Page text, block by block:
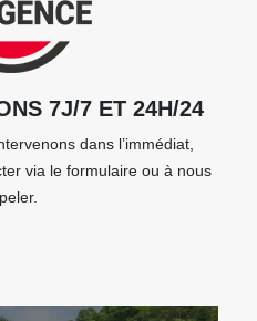
7J/7 ET 24H/24
dans l’immédiat,
via le formulaire ou à nous